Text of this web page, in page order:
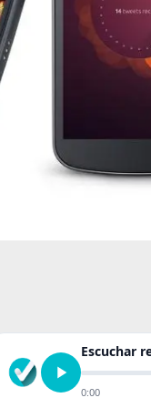
Escuchar
0:00